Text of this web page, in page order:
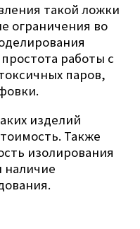
такой ложки
ограничения во
работы с
паров,
изделий
Также
изолирования
наличие